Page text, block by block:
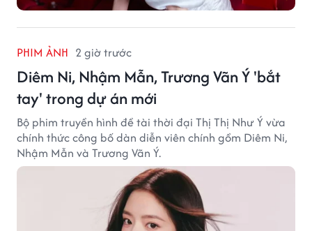
PHIM ẢNH 2 giờ trước
Diêm Ni, Nhậm Mẫn, Trương Vãn Ý 'bắt
tay' trong dự án mới
Bộ phim truyền hình đề tài thời đại Thị Thị Như Ý vừa
chính thức công bố dàn diễn viên chính gồm Diêm Ni,
Nhậm Mẫn và Trương Vãn Ý.